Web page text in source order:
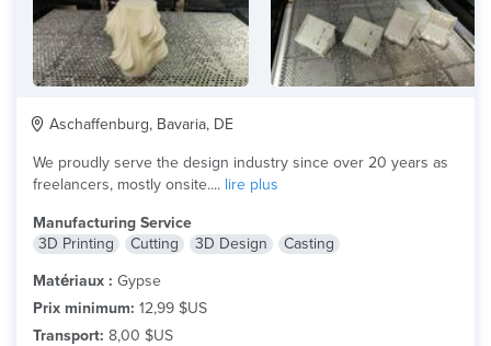
Aschaffenburg, Bavaria, DE
We proudly serve the design industry since over 20 years as
freelancers, mostly onsite.... lire plus
Manufacturing Service
3D Printing
Cutting 3D Design
Casting
Matériaux : Gypse
Prix minimum: 12,99 $US
Transport: 8,00 $US